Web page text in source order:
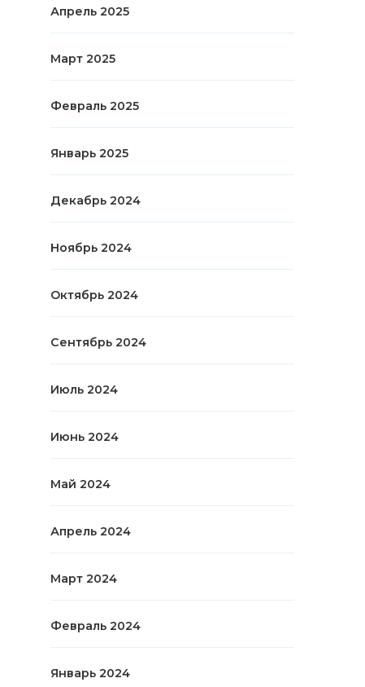
Апрель 2025
Март 2025
Февраль 2025
Январь 2025
Декабрь 2024
Ноябрь 2024
Октябрь 2024
Сентябрь 2024
Июль 2024
Июнь 2024
Май 2024
Апрель 2024
Март 2024
Февраль 2024
Январь 2024